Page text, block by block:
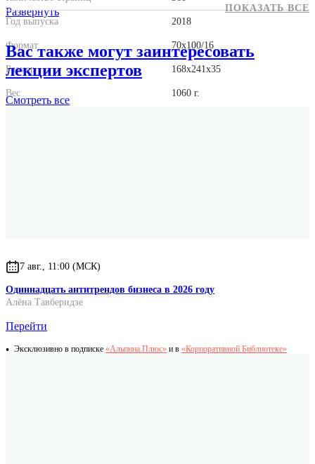
Развернуть
Год выпуска 2018
Формат 70x100/16
Размер 168x241x35
Вес 1060 г.
ПОКАЗАТЬ ВСЕ
Вас также могут заинтересовать
лекции экспертов
Смотреть все
7 авг., 11:00 (МСК)
Одиннадцать антитрендов бизнеса в 2026 году
Алёна Тавберидзе
Перейти
Эксклюзивно в подписке «Альпина.Плюс» и в «Корпоративной Библиотеке»